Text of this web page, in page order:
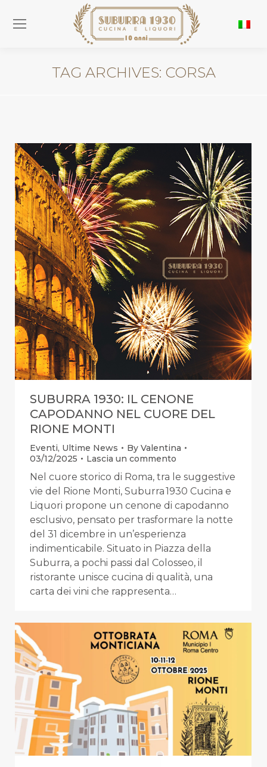
TAG ARCHIVES: CORSA
SUBURRA 1930: IL CENONE
CAPODANNO NEL CUORE DEL
RIONE MONTI
Eventi, Ultime News By Valentina
03/12/2025
Lascia un commento
Nel cuore storico di Roma, tra le suggestive
vie del Rione Monti, Suburra 1930 Cucina e
Liquori propone un cenone di capodanno
esclusivo, pensato per trasformare la notte
del 31 dicembre in un’esperienza
indimenticabile. Situato in Piazza della
Suburra, a pochi passi dal Colosseo, il
ristorante unisce cucina di qualità, una
carta dei vini che rappresenta…